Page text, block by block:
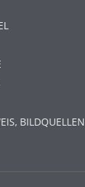
BILDQUELLEN